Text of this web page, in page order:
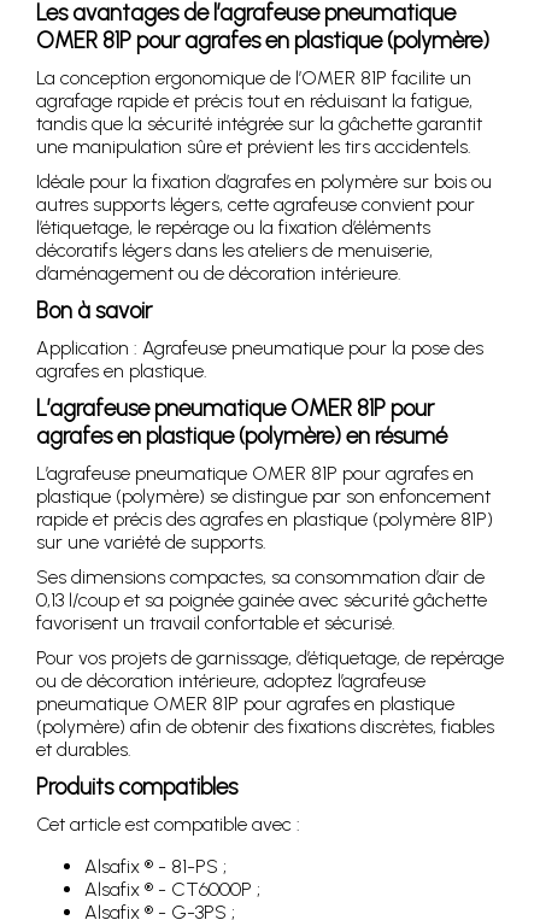
Les avantages de l’agrafeuse pneumatique
OMER 81P pour agrafes en plastique (polymère)
La conception ergonomique de l’OMER 81P facilite un
agrafage rapide et précis tout en réduisant la fatigue,
tandis que la sécurité intégrée sur la gâchette garantit
une manipulation sûre et prévient les tirs accidentels.
Idéale pour la fixation d’agrafes en polymère sur bois ou
autres supports légers, cette agrafeuse convient pour
l’étiquetage, le repérage ou la fixation d’éléments
décoratifs légers dans les ateliers de menuiserie,
d’aménagement ou de décoration intérieure.
Bon à savoir
Application : Agrafeuse pneumatique pour la pose des
agrafes en plastique.
L’agrafeuse pneumatique OMER 81P pour
agrafes en plastique (polymère) en résumé
L’agrafeuse pneumatique OMER 81P pour agrafes en
plastique (polymère) se distingue par son enfoncement
rapide et précis des agrafes en plastique (polymère 81P)
sur une variété de supports.
Ses dimensions compactes, sa consommation d’air de
0,13 l/coup et sa poignée gainée avec sécurité gâchette
favorisent un travail confortable et sécurisé.
Pour vos projets de garnissage, d’étiquetage, de repérage
ou de décoration intérieure, adoptez l’agrafeuse
pneumatique OMER 81P pour agrafes en plastique
(polymère) afin de obtenir des fixations discrètes, fiables
et durables.
Produits compatibles
Cet article est compatible avec :
Alsafix ® - 81-PS ;
Alsafix ® - CT6000P ;
Alsafix ® - G-3PS ;